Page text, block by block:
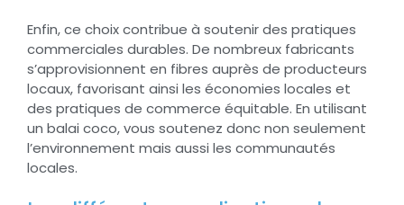
Enfin, ce choix contribue à soutenir des pratiques
commerciales durables. De nombreux fabricants
s’approvisionnent en fibres auprès de producteurs
locaux, favorisant ainsi les économies locales et
des pratiques de commerce équitable. En utilisant
un balai coco, vous soutenez donc non seulement
l’environnement mais aussi les communautés
locales.